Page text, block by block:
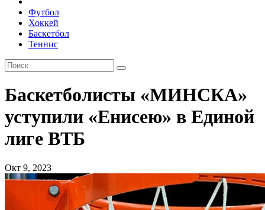
Футбол
Хоккей
Баскетбол
Теннис
Баскетболисты «МИНСКА»
уступили «Енисею» в Единой
лиге ВТБ
Окт 9, 2023